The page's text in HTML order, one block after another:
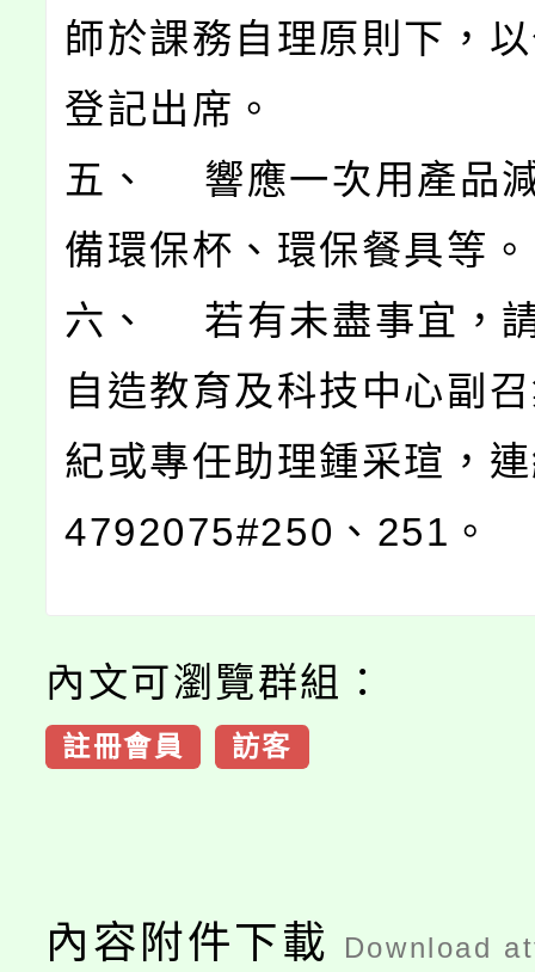
師於課務自理原則下，
登記出席。
五、 響應一次用產品
備環保杯、環保餐具等。
六、 若有未盡事宜，
自造教育及科技中心副
紀或專任助理鍾采瑄，
4792075#250、251。
內文可瀏覽群組：
註冊會員 訪客
內容附件下載 Download